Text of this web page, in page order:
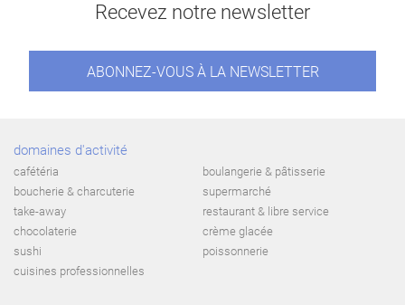
Recevez notre newsletter
ABONNEZ-VOUS À LA NEWSLETTER
domaines d'activité
cafétéria
boulangerie & pâtisserie
boucherie & charcuterie
supermarché
take-away
restaurant & libre service
chocolaterie
crème glacée
sushi
poissonnerie
cuisines professionnelles